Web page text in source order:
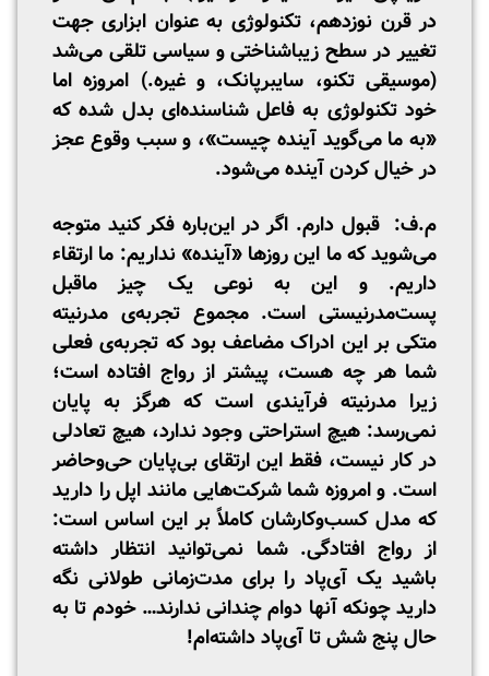
در قرن نوزدهم، تکنولوژی به عنوان ابزاری جهت
تغییر در سطح زیبا‌شناختی و سیاسی تلقی می‌شد
(موسیقی تکنو، سایبرپانک، و غیره.) امروزه اما
خود تکنولوژی به فاعل شناسنده‌ای بدل شده که
«به ما می‌گوید آینده چیست»، و سبب وقوع عجز
در خیال کردن آینده می‌شود.
م.ف: قبول دارم. اگر در این‌باره فکر کنید متوجه
می‌شوید که ما این روزها «آینده‌» نداریم: ما ارتقاء
داریم. و این به نوعی یک چیز ماقبل
پست‌مدرنیستی است. مجموع تجربه‌ی مدرنیته
متکی بر این ادراک مضاعف بود که تجربه‌ی فعلی
شما هر چه هست، پیشتر از رواج افتاده است؛
زیرا مدرنیته فرآیندی است که هرگز به پایان
نمی‌رسد: هیچ استراحتی وجود ندارد، هیچ تعادلی
در کار نیست، فقط این ارتقای بی‌پایان حی‌وحاضر
است. و امروزه شما شرکت‌هایی مانند اپل را دارید
که مدل کسب‌و‌کارشان کاملاً بر این اساس است:
از رواج افتادگی. شما نمی‌توانید انتظار داشته
باشید یک آی‌پاد را برای مدت‌زمانی طولانی نگه
دارید چونکه آنها دوام چندانی ندارند… خودم تا به
حال پنج شش تا آی‌پاد داشته‌ام!